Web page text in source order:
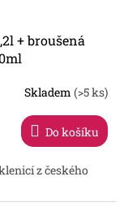
+ broušená
Skladem (>5 ks)
Do košíku
z českého